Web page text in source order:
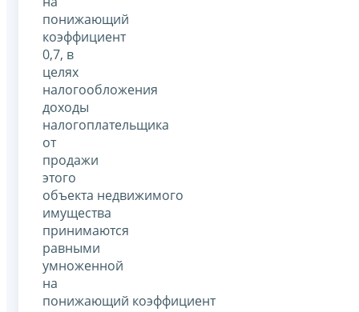
понижающий
коэффициент
0,7, в
целях
налогообложения
доходы
налогоплательщика
от
продажи
этого
объекта недвижимого
имущества
принимаются
равными
умноженной
на
понижающий коэффициент